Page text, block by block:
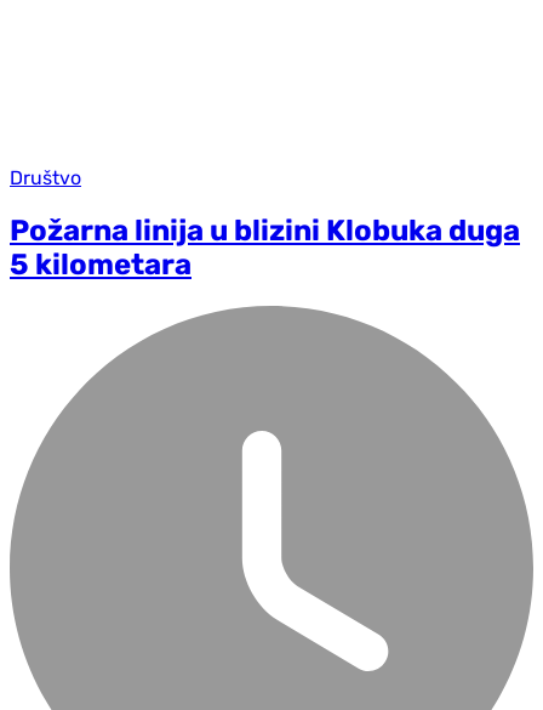
Društvo
Požarna linija u blizini Klobuka duga
5 kilometara